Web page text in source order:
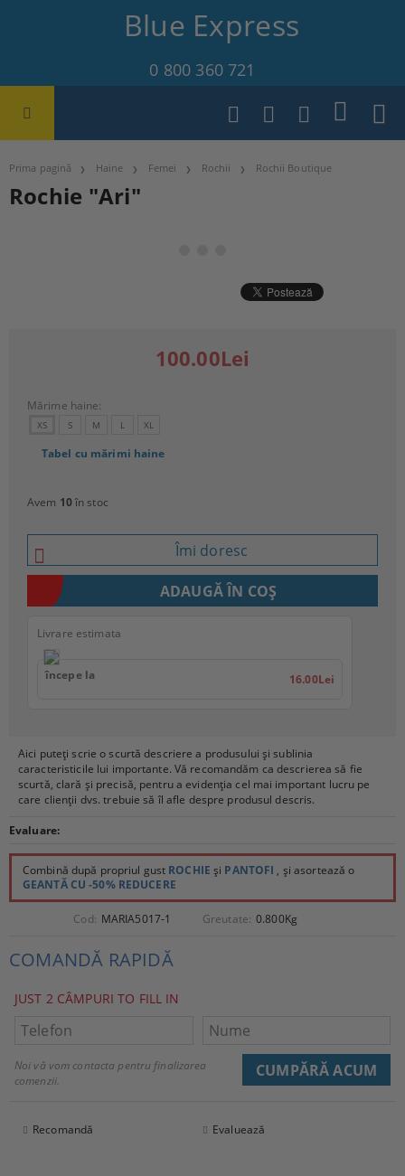
Blue Express
0 800 360 721
Prima pagină Haine Femei Rochii Rochii Boutique
Rochie "Ari"
Aici puteți scrie o scurtă descriere a produsului și sublinia
caracteristicile lui importante. Vă recomandăm ca descrierea să fie
scurtă, clară și precisă, pentru a evidenția cel mai important lucru pe
care clienții dvs. trebuie să îl afle despre produsul descris.
Evaluare:
Combină după propriul gust ROCHIE și PANTOFI , și asortează o
GEANTĂ CU -50% REDUCERE
Cod: MARIA5017-1 Greutate: 0.800Kg
COMANDĂ RAPIDĂ
JUST 2 CÂMPURI TO FILL IN
Noi vă vom contacta pentru finalizarea
comenzii.
Recomandă Evaluează
100.00Lei
Mărime haine:
XS S M L XL
Tabel cu mărimi haine
Avem 10în stoc
Îmi doresc
Livrare estimata
începe la 16.00Lei